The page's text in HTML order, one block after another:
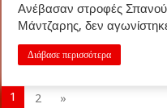
Ανέβασαν στροφές
Μάντζαρης, δεν
Διάβασε περισσότερα
1 2 »